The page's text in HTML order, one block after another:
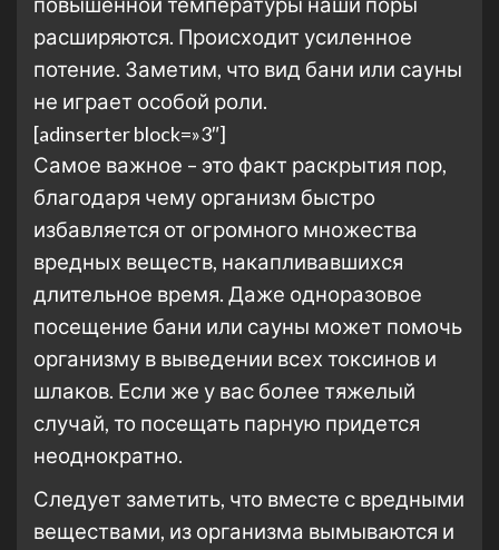
расширяются. Происходит усиленное
потение. Заметим, что вид бани или сауны
не играет особой роли.
[adinserter block=»3″]
Самое важное – это факт раскрытия пор,
благодаря чему организм быстро
избавляется от огромного множества
вредных веществ, накапливавшихся
длительное время. Даже одноразовое
посещение бани или сауны может помочь
организму в выведении всех токсинов и
шлаков. Если же у вас более тяжелый
случай, то посещать парную придется
неоднократно.
Следует заметить, что вместе с вредными
веществами, из организма вымываются и